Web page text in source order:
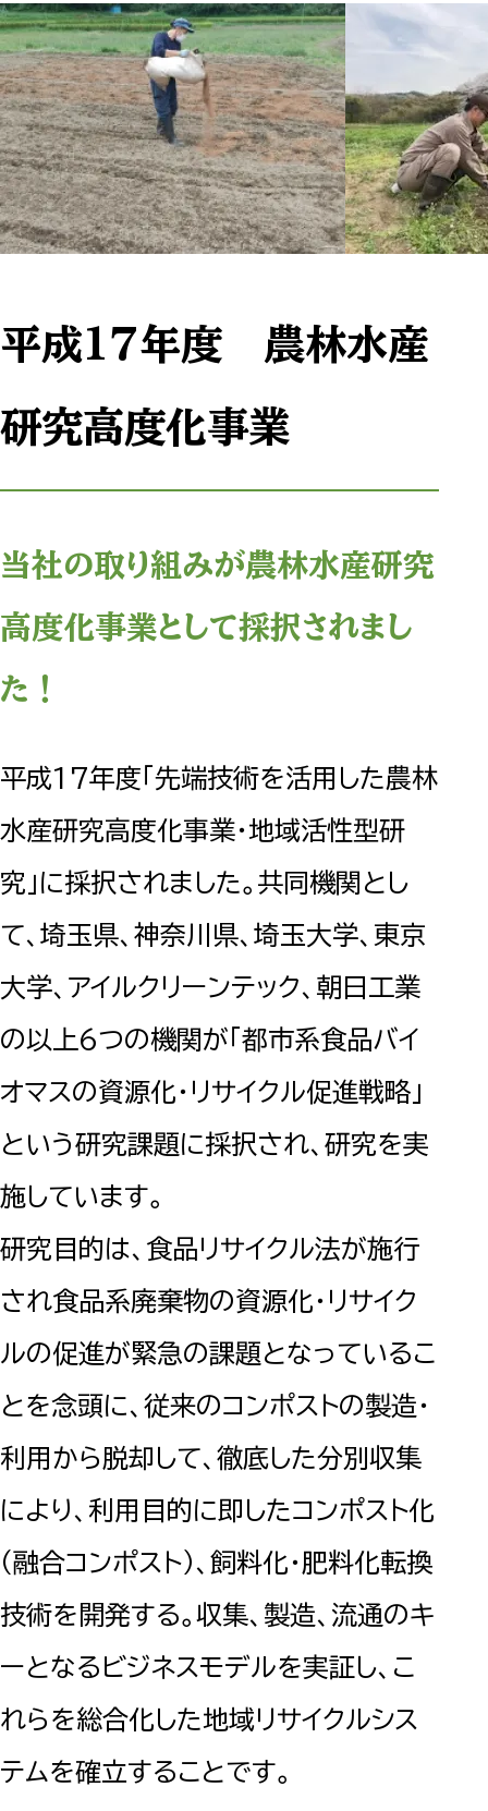
平成17年度 農林水産
研究高度化事業
当社の取り組みが農林水産研究
高度化事業として採択されまし
た！
平成17年度「先端技術を活用した農林
水産研究高度化事業・地域活性型研
究」に採択されました。共同機関とし
て、埼玉県、神奈川県、埼玉大学、東京
大学、アイルクリーンテック、朝日工業
の以上6つの機関が「都市系食品バイ
オマスの資源化・リサイクル促進戦略」
という研究課題に採択され、研究を実
施しています。
研究目的は、食品リサイクル法が施行
され食品系廃棄物の資源化・リサイク
ルの促進が緊急の課題となっているこ
とを念頭に、従来のコンポストの製造・
利用から脱却して、徹底した分別収集
により、利用目的に即したコンポスト化
（融合コンポスト）、飼料化・肥料化転換
技術を開発する。収集、製造、流通のキ
ーとなるビジネスモデルを実証し、こ
れらを総合化した地域リサイクルシス
テムを確立することです。